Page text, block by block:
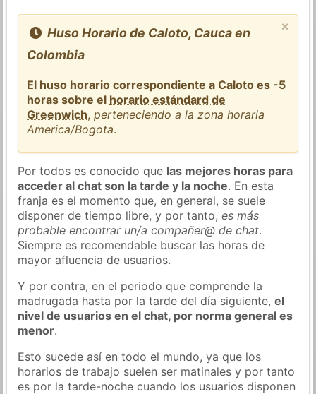
×
Huso Horario de Caloto, Cauca en
Colombia
El huso horario correspondiente a Caloto es -5
horas sobre el horario estándard de
Greenwich,perteneciendo a la zona horaria
America/Bogota.
Por todos es conocido que las mejores horas para
acceder al chat son la tarde y la noche. En esta
franja es el momento que, en general, se suele
disponer de tiempo libre, y por tanto,es más
probable encontrar un/a compañer@ de chat.
Siempre es recomendable buscar las horas de
mayor afluencia de usuarios.
Y por contra, en el periodo que comprende la
madrugada hasta por la tarde del día siguiente,el
nivel de usuarios en el chat, por norma general es
menor.
Esto sucede así en todo el mundo, ya que los
horarios de trabajo suelen ser matinales y por tanto
es por la tarde-noche cuando los usuarios disponen